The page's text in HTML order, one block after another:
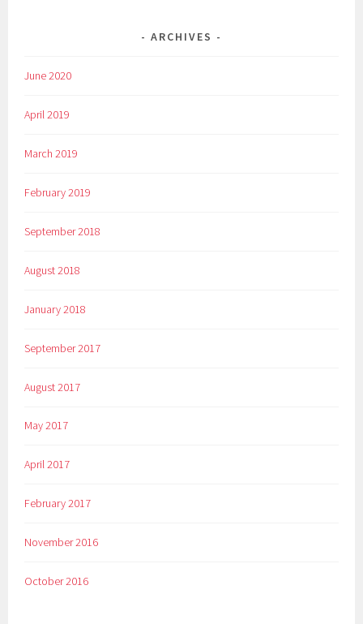
ARCHIVES
June 2020
April 2019
March 2019
February 2019
September 2018
August 2018
January 2018
September 2017
August 2017
May 2017
April 2017
February 2017
November 2016
October 2016